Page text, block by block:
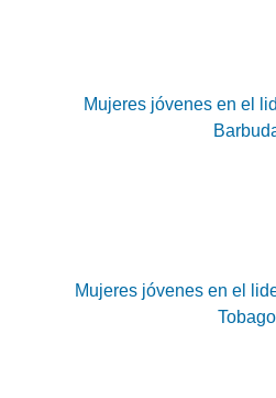
Mujeres jóvenes en el
Mujeres jóvenes en el
Tobago